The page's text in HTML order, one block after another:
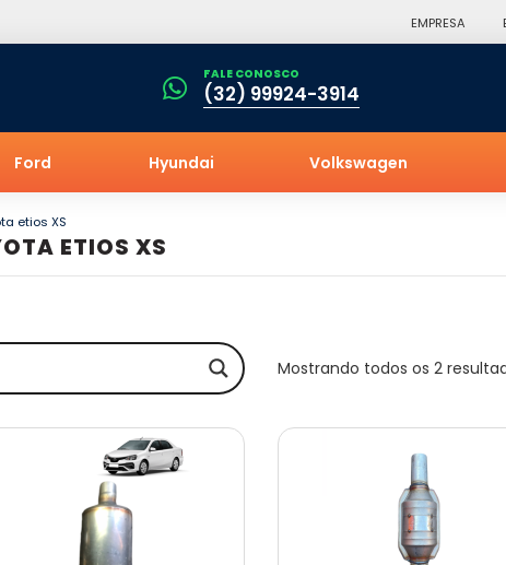
EMPRESA
FALE CONOSCO
(32) 99924-3914
Ford Hyundai Volkswagen
etios XS
ETIOS XS
Mostrando todos os 2